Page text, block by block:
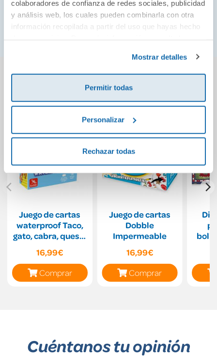
colaboradores de confianza de redes sociales, publicidad
y análisis web, los cuales pueden combinarla con otra
información recopilada a partir del uso que hayas hecho
Mostrar detalles
Permitir todas
Personalizar
Rechazar todas
decisiones, adaptándose al nivel de cada jugador
para ofrecer retos constantes tanto a niños como a
También podría gustarte...
Juego de cartas
waterproof Taco,
gato, cabra, queso,
16,99€
Comprar
Juego de cartas
Dobble
Impermeable
16,99€
Comprar
Cuéntanos tu opinión